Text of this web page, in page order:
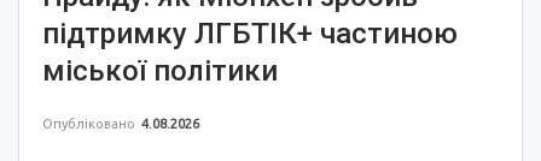
підтримку ЛГБТІК+ частиною
міської політики
Опубліковано 4.08.2026